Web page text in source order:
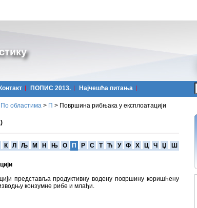
Контакт ПОПИС 2013. Најчешћa питања
По областима > П > Површина рибњака у експлоатацији
К Л Љ М Н Њ О П Р С Т Ћ У Ф Х Ц Ч Џ Ш
представља продуктивну водену површину коришћену
конзумне рибе и млађи.